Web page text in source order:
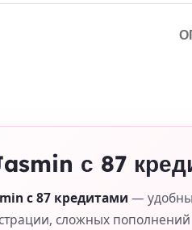
с 87
с 87 кредитами —
сложных